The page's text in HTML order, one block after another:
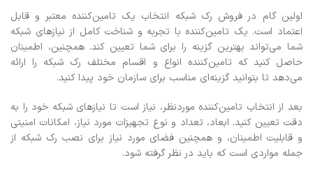
اولین گام در فروش رک شبکه انتخاب یک تامین‌کننده معتبر و قابل
اعتماد است. یک تامین‌کننده با تجربه و شناخت کامل از نیازهای شبکه
شما می‌تواند بهترین گزینه را برای شما تعیین کند. همچنین، اطمینان
حاصل کنید که تامین‌کننده انواع و اقسام مختلف رک شبکه را ارائه
می‌دهد تا بتوانید گزینه‌ای مناسب برای سازمان خود پیدا کنید.
بعد از انتخاب تامین‌کننده موردنظر، نیاز است تا نیازهای شبکه خود را به
دقت تعیین کنید. ابعاد، تعداد و نوع تجهیزات مورد نیاز، امکانات امنیتی
و قابلیت اطمینان، و همچنین فضای مورد نیاز برای نصب رک شبکه از
جمله مواردی است که باید در نظر گرفته شود.